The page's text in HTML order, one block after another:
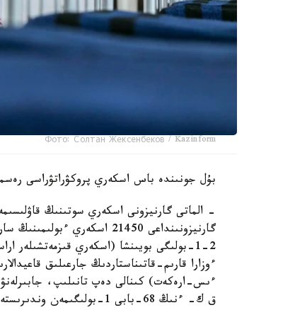
Фото: Солтан Жексенбеков / Kazinform
بۇل جونىندە باس اسكەري پروكۋراتۋراسى
- الماتى گارنيزونى اسكەري سوتىنىڭ
2-1-بولىگى بويىنشا (اسكەري قىزمەتشىلەر
ءوزارا قارىم-قاتىناستاردىڭ جارعىلىق
ءىس-ارەكەت) كىنالى دەپ تانىلىپ،
ق ك- ءنىڭ 68-بابى 1-